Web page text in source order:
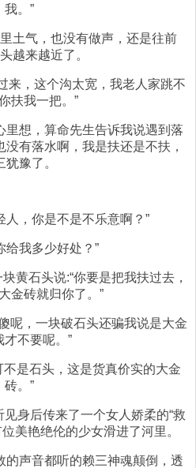
我。”
土气，也没有做声，还是往前
越来越近了。
来，这个沟太宽，我老人家跳不
扶我一把。”
里想，算命先生告诉我说遇到落
有落水啊，我是扶还是不扶，
犹豫了。
人，你是不是不乐意啊？”
给我多少好处？”
黄石头说:“你要是把我扶过去，
金砖就归你了。”
呢，一块破石头还骗我说是大金
才不要呢。”
是石头，这是货真价实的大金
砖。”
身后传来了一个女人娇柔的“救
美艳绝伦的少女滑进了河里。
的声音都听的赖三神魂颠倒，透